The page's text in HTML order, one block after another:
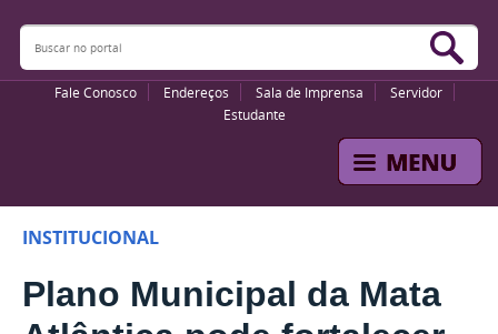
Buscar no portal
Fale Conosco Endereços Sala de Imprensa
Servidor
Estudante
INSTITUCIONAL
Plano Municipal da Mata